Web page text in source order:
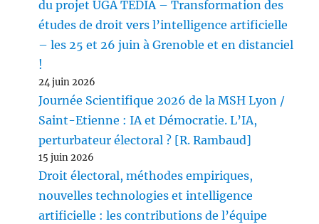
du projet UGA TEDIA – Transformation des
études de droit vers l’intelligence artificielle
– les 25 et 26 juin à Grenoble et en distanciel
!
24 juin 2026
Journée Scientifique 2026 de la MSH Lyon /
Saint-Etienne : IA et Démocratie. L’IA,
perturbateur électoral ? [R. Rambaud]
15 juin 2026
Droit électoral, méthodes empiriques,
nouvelles technologies et intelligence
artificielle : les contributions de l’équipe